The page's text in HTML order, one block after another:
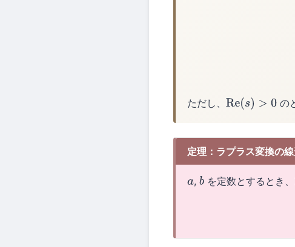
ただし、Re(s)> 0 の
定理：ラプラス変換の
a, b を定数とするとき